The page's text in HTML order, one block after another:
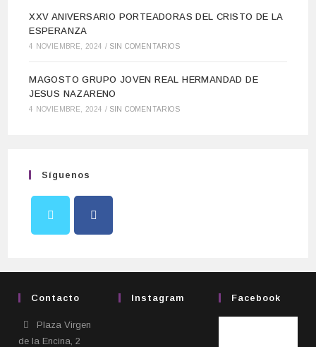
XXV ANIVERSARIO PORTEADORAS DEL CRISTO DE LA
ESPERANZA
4 NOVIEMBRE, 2024 / SIN COMENTARIOS
MAGOSTO GRUPO JOVEN REAL HERMANDAD DE
JESUS NAZARENO
4 NOVIEMBRE, 2024 / SIN COMENTARIOS
Síguenos
Contacto
Plaza Virgen
de la Encina, 2
Instagram Facebook